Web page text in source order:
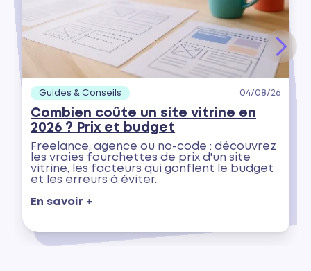
Guides & Conseils 04/08/26
Combien coûte un site vitrine en
2026 ? Prix et budget
Freelance, agence ou no-code : découvrez
les vraies fourchettes de prix d'un site
vitrine, les facteurs qui gonflent le budget
et les erreurs à éviter.
En savoir +